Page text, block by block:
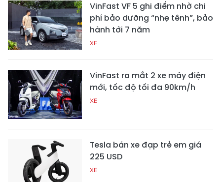
VinFast VF 5 ghi điểm nhờ chi
phí bảo dưỡng “nhẹ tênh”, bảo
hành tới 7 năm
XE
VinFast ra mắt 2 xe máy điện
mới, tốc độ tối đa 90km/h
XE
Tesla bán xe đạp trẻ em giá
225 USD
XE